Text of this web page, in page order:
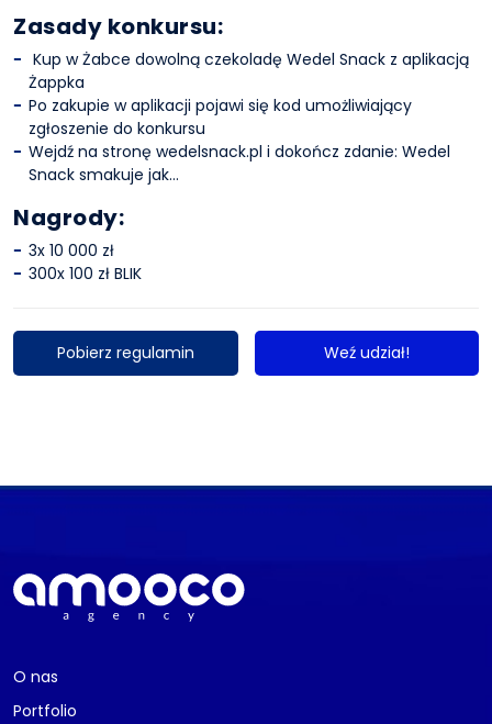
Zasady konkursu:
Kup w Żabce dowolną czekoladę Wedel Snack z aplikacją
Żappka
Po zakupie w aplikacji pojawi się kod umożliwiający
zgłoszenie do konkursu
Wejdź na stronę wedelsnack.pl i dokończ zdanie: Wedel
Snack smakuje jak…
Nagrody:
3x 10 000 zł
300x 100 zł BLIK
Pobierz regulamin Weź udział!
O nas
Portfolio